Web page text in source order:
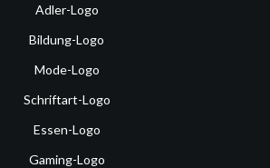
Adler-Logo
Bildung-Logo
Mode-Logo
Schriftart-Logo
Essen-Logo
Gaming-Logo